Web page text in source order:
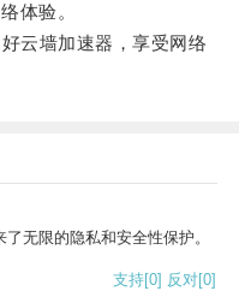
体验。
云墙加速器，享受网络
无限的隐私和安全性保护。
支持[0] 反对[0]